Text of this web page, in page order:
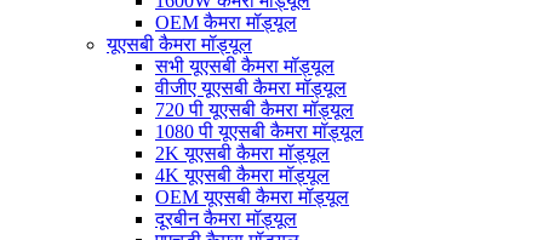
OEM कैमरा मॉड्यूल
यूएसबी कैमरा मॉड्यूल
सभी यूएसबी कैमरा मॉड्यूल
वीजीए यूएसबी कैमरा मॉड्यूल
720 पी यूएसबी कैमरा मॉड्यूल
1080 पी यूएसबी कैमरा मॉड्यूल
2K यूएसबी कैमरा मॉड्यूल
4K यूएसबी कैमरा मॉड्यूल
OEM यूएसबी कैमरा मॉड्यूल
दूरबीन कैमरा मॉड्यूल